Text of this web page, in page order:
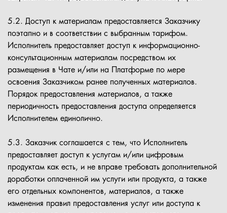
5.2. Доступ к материалам предоставляется Заказчику
поэтапно и в соответствии с выбранным тарифом.
Исполнитель предоставляет доступ к информационно-
консультационным материалам посредством их
размещения в Чате и/или на Платформе по мере
освоения Заказчиком ранее полученных материалов.
Порядок предоставления материалов, а также
периодичность предоставления доступа определяется
Исполнителем единолично.
5.3. Заказчик соглашается с тем, что Исполнитель
предоставляет доступ к услугам и/или цифровым
продуктам как есть, и не вправе требовать дополнительной
доработки оплаченной им услуги или продукта, а также
его отдельных компонентов, материалов, а также
изменения правил предоставления услуг или доступа к